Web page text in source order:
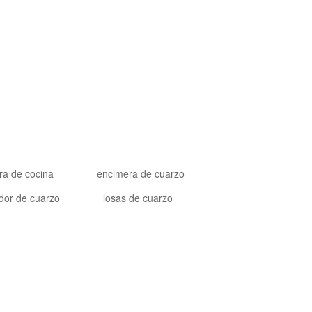
de cocina
encimera de cuarzo
de cuarzo
losas de cuarzo